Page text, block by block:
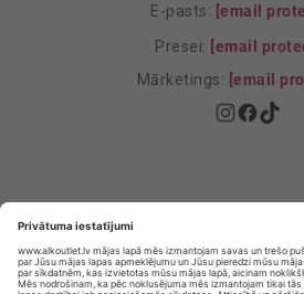
E-pasts: [email
Presei: [email
Mārketings: [email
Privātuma
E-veikala lietošanas